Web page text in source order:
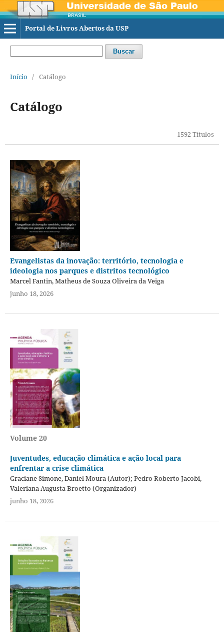
Portal de Livros Abertos da USP
Buscar
Início / Catálogo
Catálogo
1592 Títulos
Evangelistas da inovação: território, tecnologia e
ideologia nos parques e distritos tecnológico
Marcel Fantin, Matheus de Souza Oliveira da Veiga
junho 18, 2026
Volume 20
Juventudes, educação climática e ação local para
enfrentar a crise climática
Graciane Simone, Daniel Moura (Autor); Pedro Roberto Jacobi,
Valeriana Augusta Broetto (Organizador)
junho 18, 2026